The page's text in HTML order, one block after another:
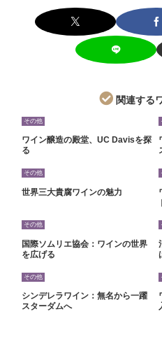
関連する
その他
ワイン醸造の殿堂、UC Davisを探
る
その他
世界三大貴腐ワインの魅力
その他
国際ソムリエ協会：ワインの世界
を広げる
その他
シンデレラワイン：無名から一躍
スターダムへ